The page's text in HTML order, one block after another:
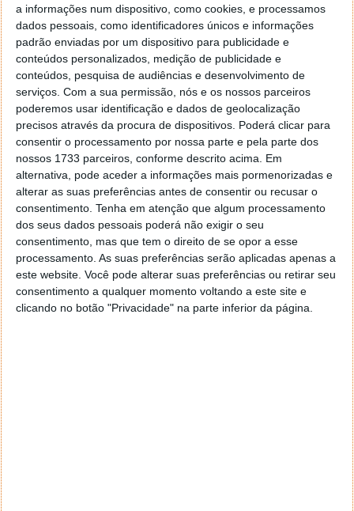
a informações num dispositivo, como cookies, e processamos
dados pessoais, como identificadores únicos e informações
padrão enviadas por um dispositivo para publicidade e
conteúdos personalizados, medição de publicidade e
conteúdos, pesquisa de audiências e desenvolvimento de
serviços. Com a sua permissão, nós e os nossos parceiros
poderemos usar identificação e dados de geolocalização
precisos através da procura de dispositivos. Poderá clicar para
consentir o processamento por nossa parte e pela parte dos
nossos 1733 parceiros, conforme descrito acima. Em
alternativa, pode aceder a informações mais pormenorizadas e
alterar as suas preferências antes de consentir ou recusar o
consentimento. Tenha em atenção que algum processamento
dos seus dados pessoais poderá não exigir o seu
consentimento, mas que tem o direito de se opor a esse
processamento. As suas preferências serão aplicadas apenas a
este website. Você pode alterar suas preferências ou retirar seu
consentimento a qualquer momento voltando a este site e
clicando no botão "Privacidade" na parte inferior da página.